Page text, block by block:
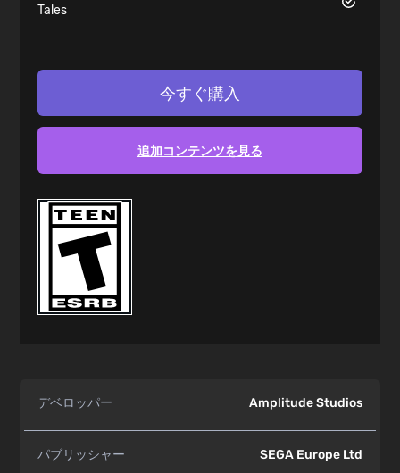
Tales
今すぐ購入
追加コンテンツを見る
デベロッパー Amplitude Studios
パブリッシャー SEGA Europe Ltd